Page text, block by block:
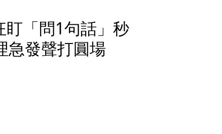
「問1句話」秒
發聲打圓場